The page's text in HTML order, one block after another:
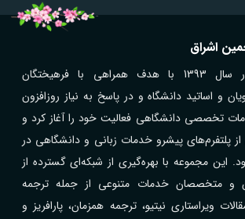
اشراق
شبکه مترجمین در سال 1393 با هدف همراهی با فرهیختگان
و اساتید دانشگاه و در پاسخ به نیاز روزافزون
تخصصی دانشگاهی فعالیت خود را آغاز کرد و
از پلتفرم‌های پیشرو خدمات زبانی و دانشگاهی در
این مجموعه با بهره‌گیری از شبکه‌ای گسترده از
و متخصصان خدمات متنوعی از جمله ترجمه
ویراستاری نیتیو، ترجمه همزمان، پارافریز و